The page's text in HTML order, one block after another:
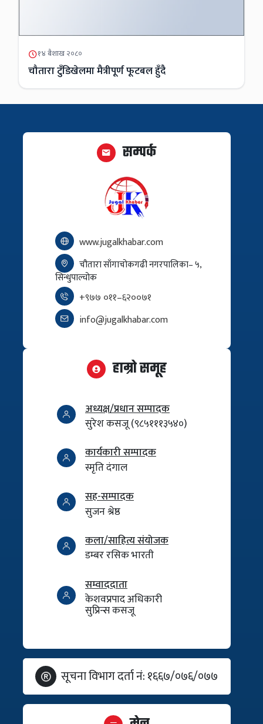
१४ बैशाख २०८०
चौतारा टुँडिखेलमा मैत्रीपूर्ण फूटबल हुँदै
सम्पर्क
www.jugalkhabar.com
चौतारा साँगाचोकगढी नगरपालिका– ५,
सिन्धुपाल्चोक
+९७७ ०११–६२००७१
info@jugalkhabar.com
हाम्रो समूह
अध्यक्ष/प्रधान सम्पादक
सुरेश कसजू (९८५१११३५४०)
कार्यकारी सम्पादक
स्मृति दंगाल
सह-सम्पादक
सुजन श्रेष्ठ
कला/साहित्य संयोजक
डम्बर रसिक भारती
सम्वाददाता
केशवप्रपाद अधिकारी
सुप्रिन्स कसजू
सूचना विभाग दर्ता नं: १६६७/०७६/०७७